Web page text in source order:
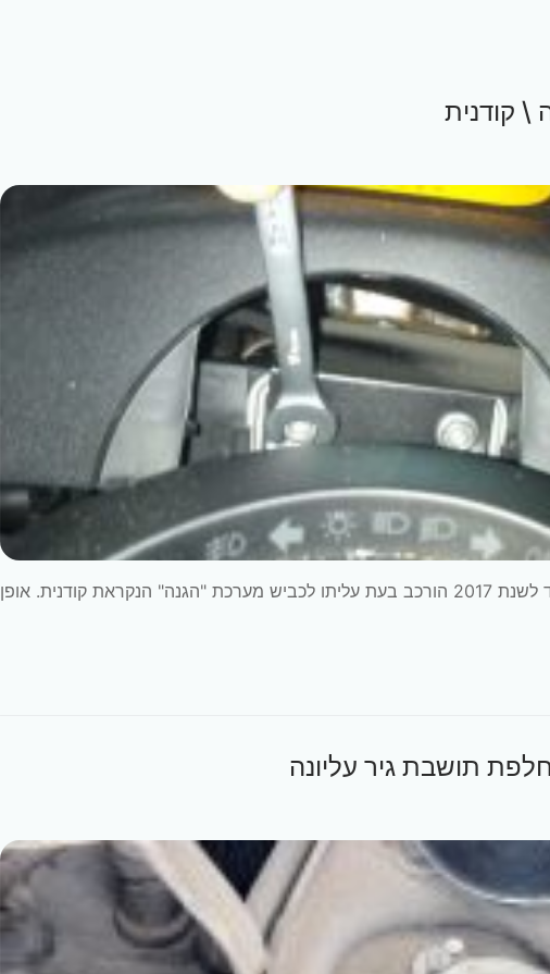
מבוא: בכל רכב במדינת ישראל משנת 2000 לערך ועד לשנת 2017 הורכב בעת עליתו לכביש מערכת "הגנה" הנקראת קודנית. אופן